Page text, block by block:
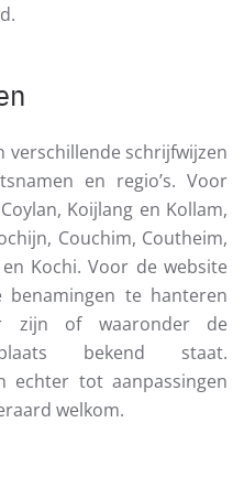
verschillende schrijfwijzen
en regio’s. Voor
Koijlang en Kollam,
Couchim, Coutheim,
Kochi. Voor de website
te hanteren
zijn of waaronder de
bekend staat.
echter tot aanpassingen
welkom.